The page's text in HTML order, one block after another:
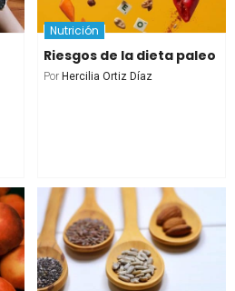
Nutrición
Riesgos de la dieta paleo
Por Hercilia Ortiz Díaz